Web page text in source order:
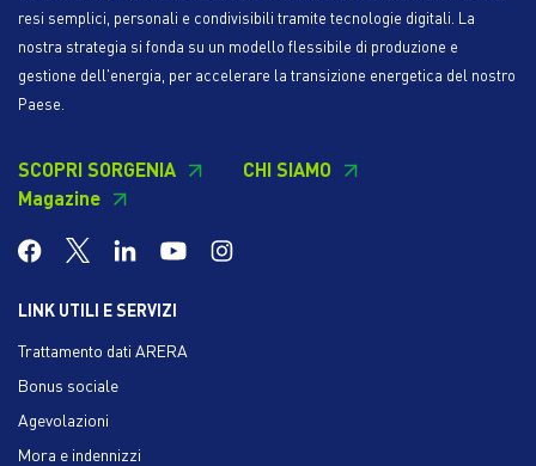
resi semplici, personali e condivisibili tramite tecnologie digitali. La
nostra strategia si fonda su un modello flessibile di produzione e
gestione dell'energia, per accelerare la transizione energetica del nostro
Paese.
SCOPRI SORGENIA
CHI SIAMO
Magazine
LINK UTILI E SERVIZI
Trattamento dati ARERA
Bonus sociale
Agevolazioni
Mora e indennizzi